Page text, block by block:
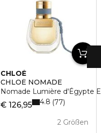
CHLOÉ
CHLOÉ NOMADE
Nomade Lumière d'Égypte
€ 126,95
2 Größen
4.8 77